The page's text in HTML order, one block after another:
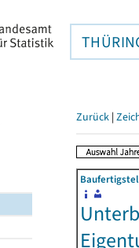
Zurück |